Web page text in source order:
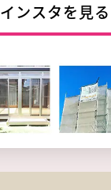
インスタを見る